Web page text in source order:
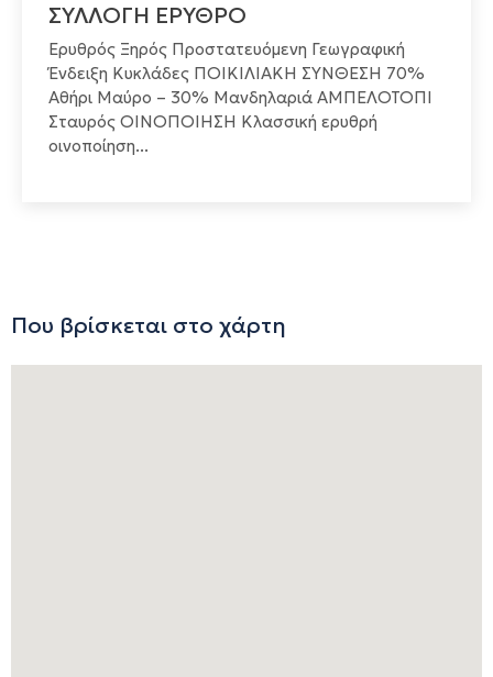
ΣΥΛΛΟΓΗ ΕΡΥΘΡΟ
Ερυθρός Ξηρός Προστατευόμενη Γεωγραφική
Ένδειξη Κυκλάδες ΠΟΙΚΙΛΙΑΚΗ ΣΥΝΘΕΣΗ 70%
Αθήρι Μαύρο – 30% Μανδηλαριά ΑΜΠΕΛΟΤΟΠΙ
Σταυρός ΟΙΝΟΠΟΙΗΣΗ Κλασσική ερυθρή
οινοποίηση...
Που βρίσκεται στο χάρτη